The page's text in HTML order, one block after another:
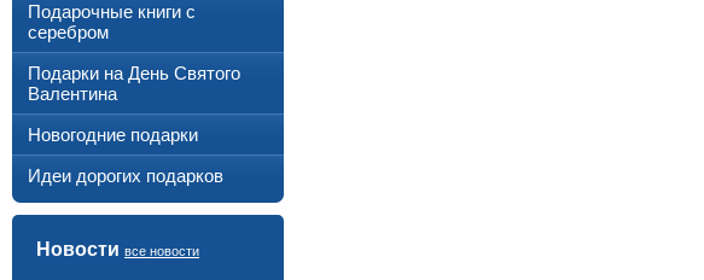
Подарочные книги с
серебром
Подарки на День Святого
Валентина
Новогодние подарки
Идеи дорогих подарков
Новости все новости